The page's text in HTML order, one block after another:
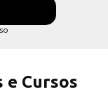
e Cursos